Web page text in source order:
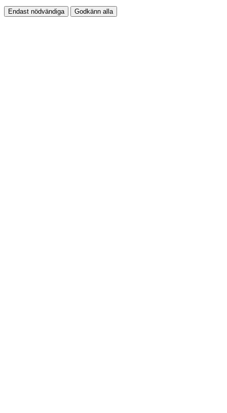
Endast nödvändiga Godkänn alla